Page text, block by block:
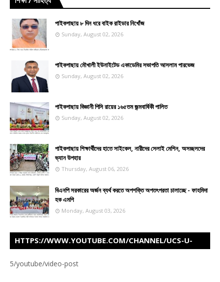
পাইকগাছায় ৮ দিন ধরে বাইক রাইডার নিখোঁজ
Sunday, August 02, 2026
পাইকগাছায় মৌখালী ইউনাইটেড একাডেমির সভাপতি আসলাম পারভেজ
Sunday, August 02, 2026
পাইকগাছায় বিজ্ঞানী পিসি রায়ের ১৬৫তম জন্মবার্ষিকী পালিত
Sunday, August 02, 2026
পাইকগাছায় শিক্ষার্থীদের হাতে সাইকেল, নারীদের সেলাই মেশিন, অসচ্ছলদের
ভ্যান উপহার
Thursday, August 06, 2026
বিএনপি সরকারের অর্জন ব্যর্থ করতে অপশক্তি অপতৎপরতা চালাচ্ছে - ফাহমিদা
হক এমপি
Monday, August 03, 2026
HTTPS://WWW.YOUTUBE.COM/CHANNEL/UCS-U-
5/youtube/video-post